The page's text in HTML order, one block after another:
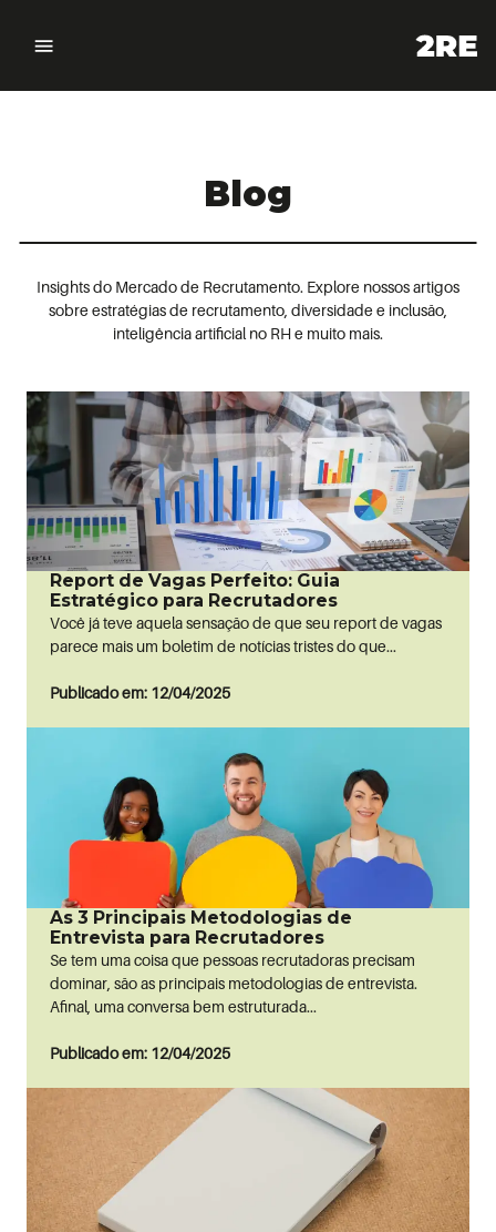
Blog
Insights do Mercado de Recrutamento. Explore nossos artigos
sobre estratégias de recrutamento, diversidade e inclusão,
inteligência artificial no RH e muito mais.
Report de Vagas Perfeito: Guia
Estratégico para Recrutadores
Você já teve aquela sensação de que seu report de vagas
parece mais um boletim de notícias tristes do que...
Publicado em: 12/04/2025
As 3 Principais Metodologias de
Entrevista para Recrutadores
Se tem uma coisa que pessoas recrutadoras precisam
dominar, são as principais metodologias de entrevista.
Afinal, uma conversa bem estruturada...
Publicado em: 12/04/2025